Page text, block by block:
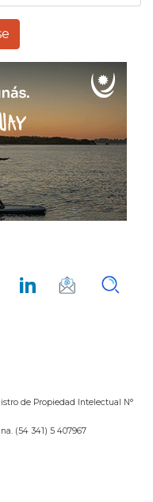
de Propiedad Intelectual N°
(54 341) 5 407967